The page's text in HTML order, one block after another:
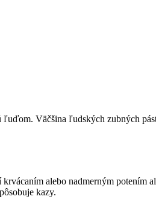
Väčšina ľudských zubných
alebo nadmerným potením
kazy.